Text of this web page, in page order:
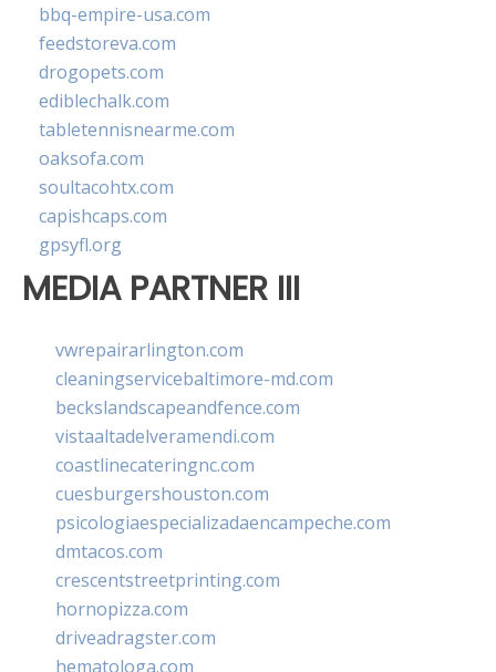
bbq-empire-usa.com
feedstoreva.com
drogopets.com
ediblechalk.com
tabletennisnearme.com
oaksofa.com
soultacohtx.com
capishcaps.com
gpsyfl.org
MEDIA PARTNER III
vwrepairarlington.com
cleaningservicebaltimore-md.com
beckslandscapeandfence.com
vistaaltadelveramendi.com
coastlinecateringnc.com
cuesburgershouston.com
psicologiaespecializadaencampeche.com
dmtacos.com
crescentstreetprinting.com
hornopizza.com
driveadragster.com
hematologa.com